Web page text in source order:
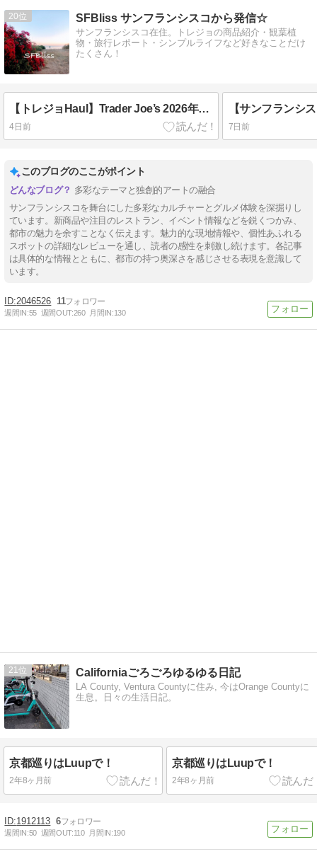
20 SFBliss サンフランシスコから発信☆
サンフランシスコ在住。トレジョの商品紹介・観葉植
物・旅行レポート・シンプルライフなど好きなことだけ
たくさん！
【トレジョHaul】Trader Joe’s 2026年7月の新商品9点を試してみた！
4日前 7日前
このブログのここがポイント
多彩なテーマと独創的アートの融合
サンフランシスコを舞台にした多彩なカルチャーとグルメ体験を深掘りし
ています。新商品や注目のレストラン、イベント情報などを鋭くつかみ、
都市の魅力を余すことなく伝えます。魅力的な現地情報や、個性あふれる
スポットの詳細なレビューを通し、読者の感性を刺激し続けます。各記事
は具体的な情報とともに、都市の持つ奥深さを感じさせる表現を意識して
います。
2046526 11
週間IN:55 週間OUT:260 月間IN:130
21 Californiaごろごろゆるゆる日記
LA County, Ventura Countyに住み, 今はOrange Countyに
生息。日々の生活日記。
京都巡りはLuupで！
2年8ヶ月前
京都巡りはLuupで！
2年8ヶ月前
1912113 6
週間IN:50 週間OUT:110 月間IN:190